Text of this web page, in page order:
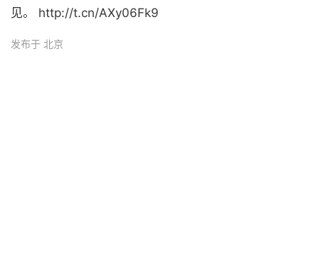
见。 http://t.cn/AXy06Fk9
发布于 北京